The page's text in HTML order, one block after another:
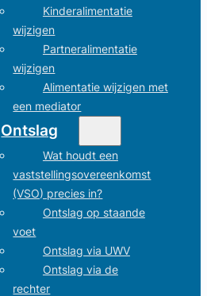
Kinderalimentatie
wijzigen
Partneralimentatie
wijzigen
Alimentatie wijzigen met
een mediator
Ontslag
Wat houdt een
vaststellingsovereenkomst
(VSO) precies in?
Ontslag op staande
voet
Ontslag via UWV
Ontslag via de
rechter